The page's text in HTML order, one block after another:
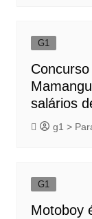
G1
salários
g1 >
G1
Motoboy